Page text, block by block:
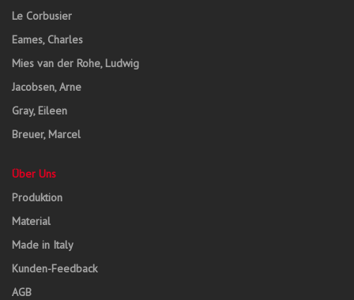
Le Corbusier
Eames, Charles
Mies van der Rohe, Ludwig
Jacobsen, Arne
Gray, Eileen
Breuer, Marcel
Über Uns
Produktion
Material
Made in Italy
Kunden-Feedback
AGB